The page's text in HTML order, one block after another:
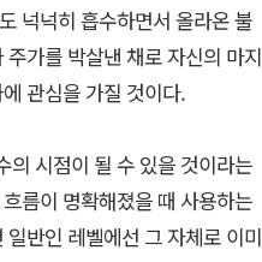
넉넉히 흡수하면서 올라온 불
주가를 박살낸 채로 자신의 마지
관심을 가질 것이다.
의 시점이 될 수 있을 것이라는
름이 명확해졌을 때 사용하는
반인 레벨에선 그 자체로 이미